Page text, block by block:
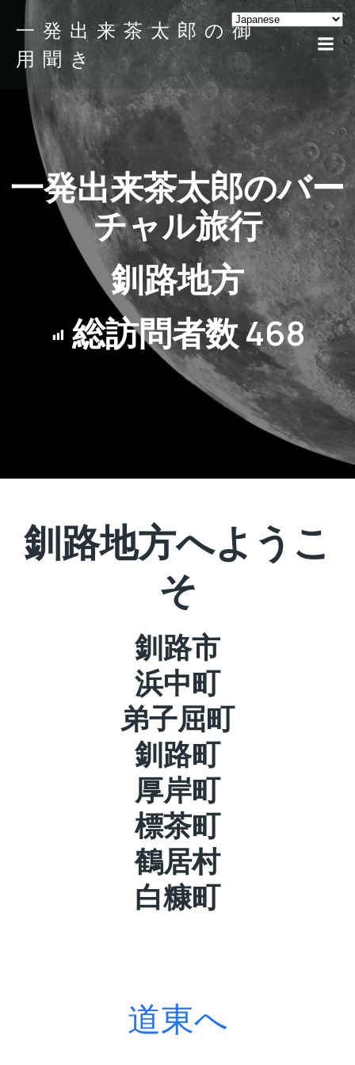
一発出来茶太郎の御
用聞き
一発出来茶太郎のバー
チャル旅行
釧路地方
総訪問者数468
釧路地方へようこ
そ
釧路市
浜中町
弟子屈町
釧路町
厚岸町
標茶町
鶴居村
白糠町
道東へ